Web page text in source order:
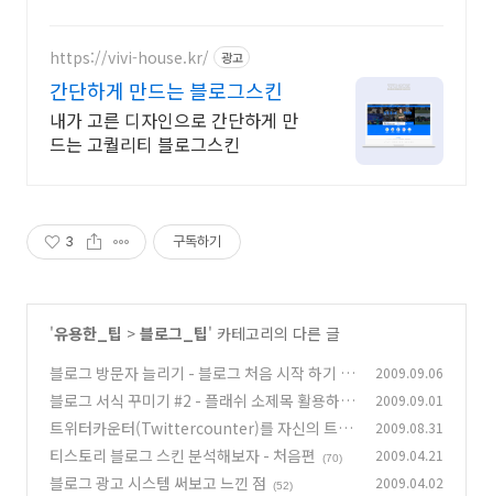
https://vivi-house.kr/ 광고
간단하게 만드는 블로그스킨
내가 고른 디자인으로 간단하게 만
드는 고퀄리티 블로그스킨
3 구독하기
'유용한_팁 > 블로그_팁' 카테고리의 다른 글
블로그 방문자 늘리기 - 블로그 처음 시작 하기
(1
0)
2009.09.06
블로그 서식 꾸미기 #2 - 플래쉬 소제목 활용하기
(동영상) (81)
2009.09.01
트위터카운터(Twittercounter)를 자신의 트위
터로 바로 연결하기
(24)
2009.08.31
티스토리 블로그 스킨 분석해보자 - 처음편 (70) 2009.04.21
블로그 광고 시스템 써보고 느낀 점 (52) 2009.04.02